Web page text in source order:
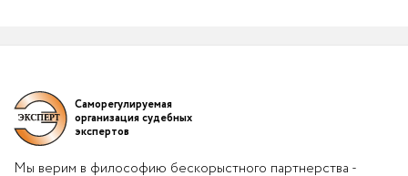
Саморегулируемая
организация судебных
экспертов
Мы верим в философию бескорыстного партнерства -